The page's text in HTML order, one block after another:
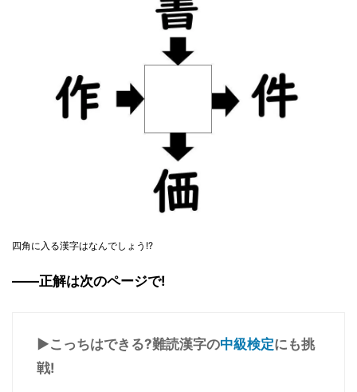
四角に入る漢字はなんでしょう!?
――正解は次のページで!
▶こっちはできる?難読漢字の中級検定にも挑
戦!